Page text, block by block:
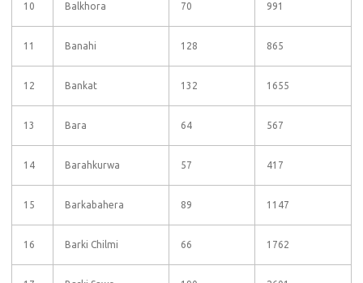
10 Balkhora 70 991
11 Banahi 128 865
12 Bankat 132 1655
13 Bara 64 567
14 Barahkurwa 57 417
15 Barkabahera 89 1147
16 Barki Chilmi 66 1762